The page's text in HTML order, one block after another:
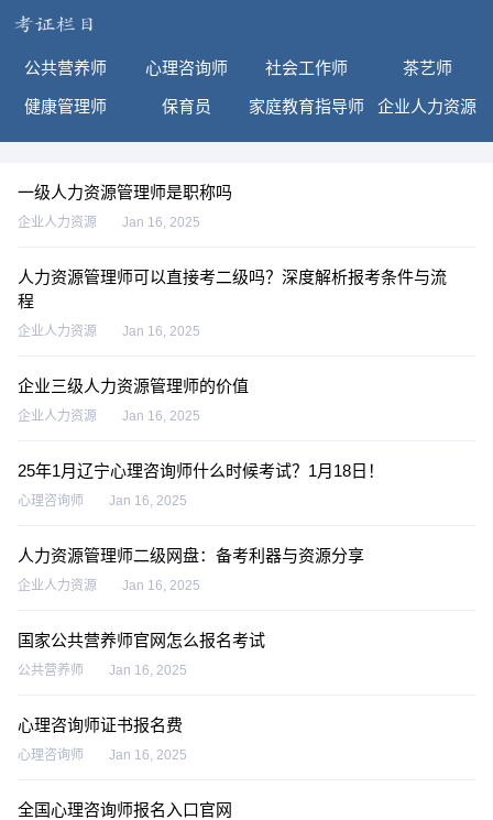
公共营养师 心理咨询师 社会工作师 茶艺师
健康管理师 保育员 家庭教育指导师 企业人力资源
一级人力资源管理师是职称吗
企业人力资源 Jan 16, 2025
人力资源管理师可以直接考二级吗？深度解析报考条件与流
程
企业人力资源 Jan 16, 2025
企业三级人力资源管理师的价值
企业人力资源 Jan 16, 2025
25年1月辽宁心理咨询师什么时候考试？1月18日！
心理咨询师 Jan 16, 2025
人力资源管理师二级网盘：备考利器与资源分享
企业人力资源 Jan 16, 2025
国家公共营养师官网怎么报名考试
公共营养师 Jan 16, 2025
心理咨询师证书报名费
心理咨询师 Jan 16, 2025
全国心理咨询师报名入口官网